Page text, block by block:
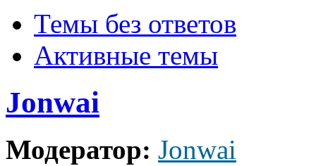
Темы без ответов
Активные темы
Jonwai
Модератор: Jonwai